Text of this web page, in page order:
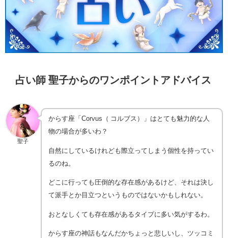
占い師 聖子からのワンポイントアドバイス
聖子
からす座「Corvus（ コルブス）」はとても魅力的な人
物の場合が多いわ？
自然にしているけれども際立ってしまう個性を持ってい
るのね。
どこに行っても圧倒的な存在感があるけど、それは決し
て派手とか目立つというものではないかもしれない。
おとなしくても存在感があるタイプに多い気がするわ。
からす座の神話もなんだかちょっと悲しいし、ツッコミ